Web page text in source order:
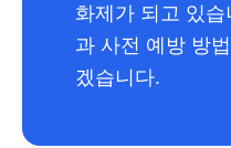
화제가 되고 있
과 사전 예방 방
겠습니다.